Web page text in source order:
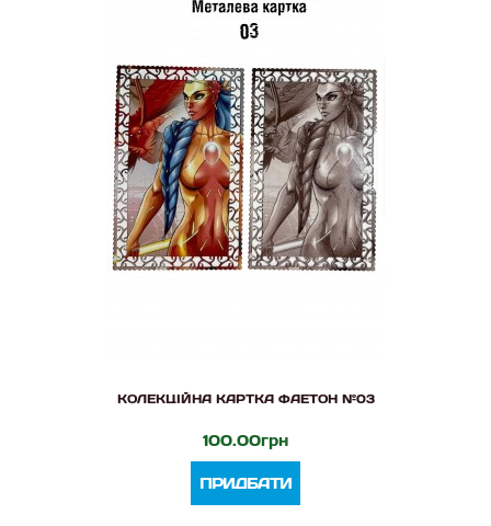
КОЛЕКЦІЙНА КАРТКА ФАЕТОН №03
100.00грн
ПРИДБАТИ